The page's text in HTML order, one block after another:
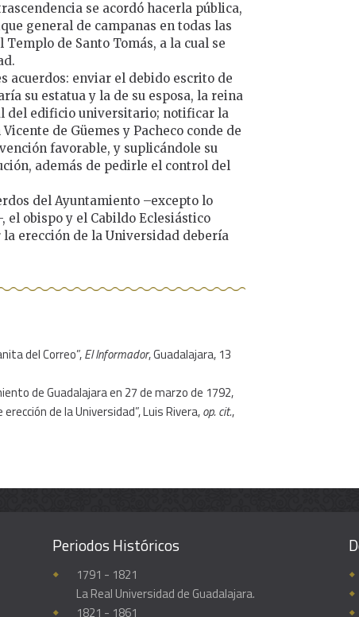
se acordó hacerla pública,
general de campanas en todas las
de Santo Tomás, a la cual se
acuerdos: enviar el debido escrito de
su estatua y la de su esposa, la reina
del edificio universitario; notificar la
de Güemes y Pacheco conde de
favorable, y suplicándole su
además de pedirle el control del
del Ayuntamiento –excepto lo
el obispo y el Cabildo Eclesiástico
erección de la Universidad debería
del Correo”,El Informador, Guadalajara, 13
de Guadalajara en 27 de marzo de 1792,
de la Universidad”, Luis Rivera,op. cit.,
Enciclopedia histórica y biográfica de la Universidad de Guadalajara
Periodos Históricos
1791 - 1821
La Real Universidad de Guadalajara.
1821 - 1861